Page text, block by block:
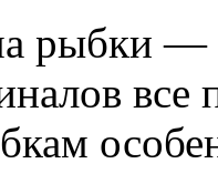
рыбки —